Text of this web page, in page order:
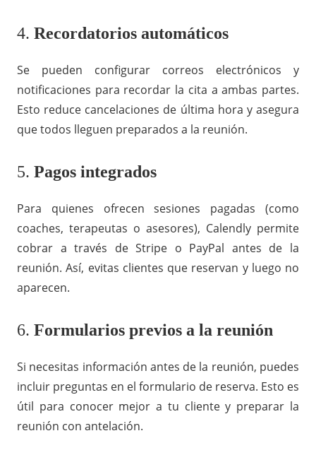
4. Recordatorios automáticos
Se pueden configurar correos electrónicos y
notificaciones para recordar la cita a ambas partes.
Esto reduce cancelaciones de última hora y asegura
que todos lleguen preparados a la reunión.
5. Pagos integrados
Para quienes ofrecen sesiones pagadas (como
coaches, terapeutas o asesores), Calendly permite
cobrar a través de Stripe o PayPal antes de la
reunión. Así, evitas clientes que reservan y luego no
aparecen.
6. Formularios previos a la reunión
Si necesitas información antes de la reunión, puedes
incluir preguntas en el formulario de reserva. Esto es
útil para conocer mejor a tu cliente y preparar la
reunión con antelación.